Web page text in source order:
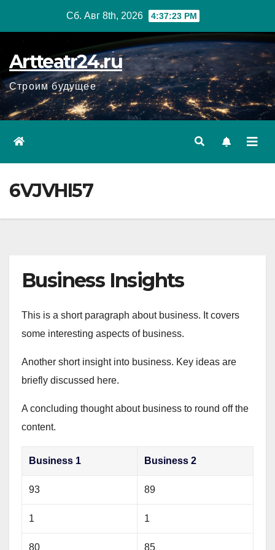
Сб. Авг 8th, 2026 4:37:24 PM
Artteatr24.ru
Строим будущее
6VJVHI57
Business Insights
This is a short paragraph about business. It covers
some interesting aspects of business.
Another short insight into business. Key ideas are
briefly discussed here.
A concluding thought about business to round off the
content.
Business 1 Business 2
93 89
1 1
80 85